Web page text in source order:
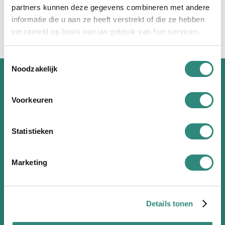
partners kunnen deze gegevens combineren met andere
informatie die u aan ze heeft verstrekt of die ze hebben
verzameld op basis van uw gebruik van hun services.
Toestemmingsselectie
Noodzakelijk
Voorkeuren
Statistieken
Marketing
Details tonen
Lees meer over Motion Design
Inschrijven maar!